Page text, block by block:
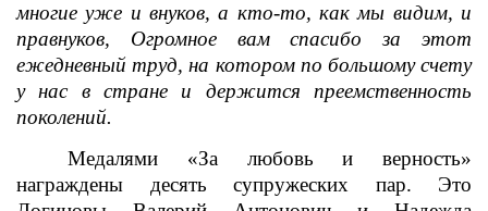
многие уже и внуков, а кто-то, как мы видим, и
правнуков, Огромное вам спасибо за этот
ежедневный труд, на котором по большому счету
у нас в стране и держится преемственность
поколений.
Медалями «За любовь и верность»
награждены десять супружеских пар. Это